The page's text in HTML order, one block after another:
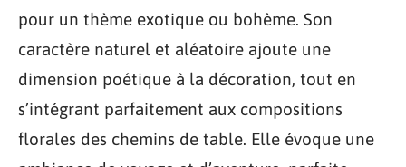
pour un thème exotique ou bohème. Son
caractère naturel et aléatoire ajoute une
dimension poétique à la décoration, tout en
s’intégrant parfaitement aux compositions
florales des chemins de table. Elle évoque une